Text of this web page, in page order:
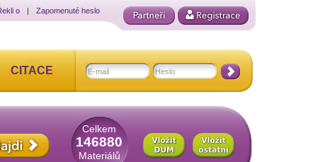
o | Zapomenuté heslo
CITACE
Celkem
146880
Materiálů